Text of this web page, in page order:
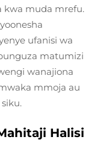
kwa muda mrefu.
ufanisi wa
matumizi
wanajiona
mmoja au
Halisi